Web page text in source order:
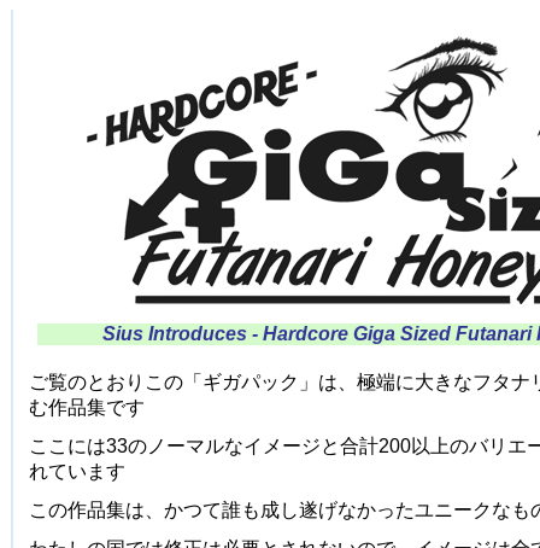
Sius Introduces - Hardcore Giga Sized Futanari
ご覧のとおりこの「ギガパック」は、極端に大きなフタナ
む作品集です
ここには33のノーマルなイメージと合計200以上のバリエ
れています
この作品集は、かつて誰も成し遂げなかったユニークなも